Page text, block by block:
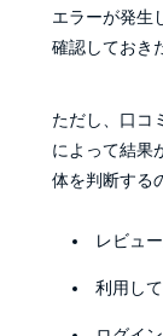
エラーが発生
確認しておき
ただし、口コ
によって結果
体を判断する
レビュ
利用し